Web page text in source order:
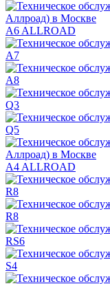
A6 ALLROAD
A7
A8
Q3
Q5
A4 ALLROAD
R8
R8
RS6
S4